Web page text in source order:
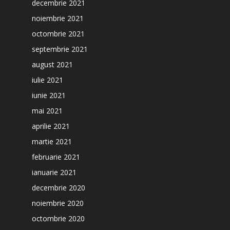
decembrie 2021
noiembrie 2021
octombrie 2021
septembrie 2021
august 2021
iulie 2021
iunie 2021
mai 2021
aprilie 2021
martie 2021
februarie 2021
ianuarie 2021
decembrie 2020
noiembrie 2020
octombrie 2020